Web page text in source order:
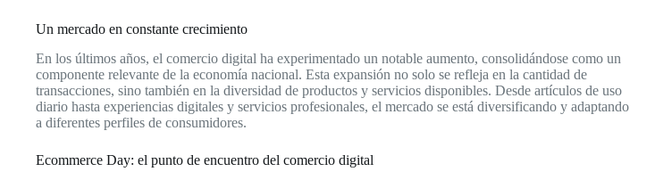
Un mercado en constante crecimiento
En los últimos años, el comercio digital ha experimentado un notable aumento, consolidándose como un
componente relevante de la economía nacional. Esta expansión no solo se refleja en la cantidad de
transacciones, sino también en la diversidad de productos y servicios disponibles. Desde artículos de uso
diario hasta experiencias digitales y servicios profesionales, el mercado se está diversificando y adaptando
a diferentes perfiles de consumidores.
Ecommerce Day: el punto de encuentro del comercio digital